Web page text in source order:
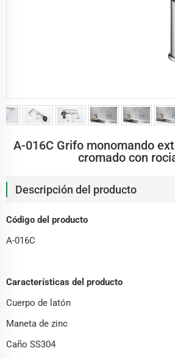
A-016C Grifo monomando
cromado con
Descripción del producto
Código del producto
A-016C
Características del producto
Cuerpo de latón
Maneta de zinc
Caño SS304